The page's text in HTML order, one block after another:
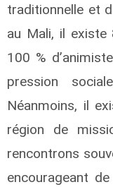
traditionnelle et
au Mali, il existe
100 %
pression
Néanmoins, il
région de
rencontrons
encourageant